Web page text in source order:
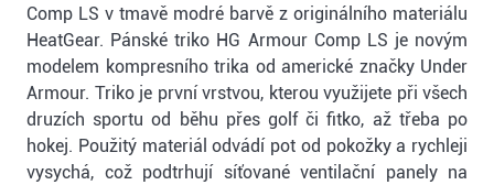
Comp LS v tmavě modré barvě z originálního materiálu
HeatGear. Pánské triko HG Armour Comp LS je novým
modelem kompresního trika od americké značky Under
Armour. Triko je první vrstvou, kterou využijete při všech
druzích sportu od běhu přes golf či fitko, až třeba po
hokej. Použitý materiál odvádí pot od pokožky a rychleji
vysychá, což podtrhují síťované ventilační panely na